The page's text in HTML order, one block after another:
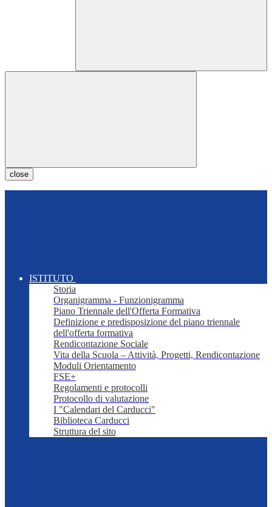
close
ISTITUTO
Storia
Organigramma - Funzionigramma
Piano Triennale dell'Offerta Formativa
Definizione e predisposizione del piano triennale
dell'offerta formativa
Rendicontazione Sociale
Vita della Scuola – Attività, Progetti, Rendicontazione
Moduli Orientamento
FSE+
Regolamenti e protocolli
Protocollo di valutazione
I "Calendari del Carducci"
Biblioteca Carducci
Struttura del sito